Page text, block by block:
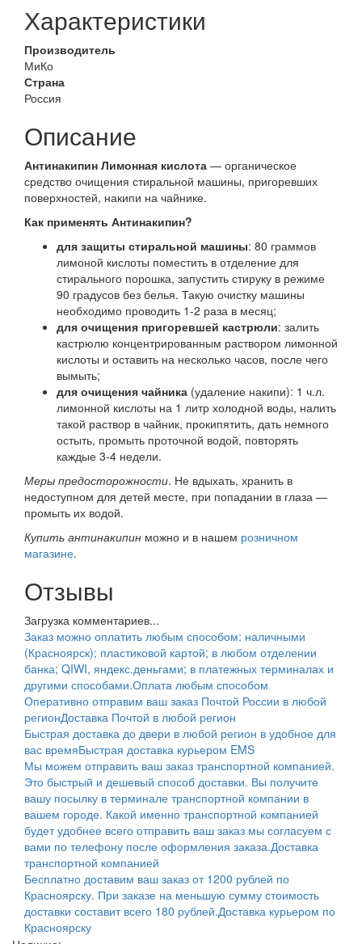
Характеристики
Производитель
МиКо
Страна
Россия
Описание
Антинакипин Лимонная кислота — органическое
средство очищения стиральной машины, пригоревших
поверхностей, накипи на чайнике.
Как применять Антинакипин?
для защиты стиральной машины: 80 граммов
лимоной кислоты поместить в отделение для
стирального порошка, запустить стируку в режиме
90 градусов без белья. Такую очистку машины
необходимо проводить 1-2 раза в месяц;
для очищения пригоревшей кастрюли: залить
кастрюлю концентрированным раствором лимонной
кислоты и оставить на несколько часов, после чего
вымыть;
для очищения чайника (удаление накипи): 1 ч.л.
лимонной кислоты на 1 литр холодной воды, налить
такой раствор в чайник, прокипятить, дать немного
остыть, промыть проточной водой, повторять
каждые 3-4 недели.
Меры предосторожности. Не вдыхать, хранить в
недоступном для детей месте, при попадании в глаза —
промыть их водой.
Купить антинакипин можно и в нашем розничном
магазине.
Отзывы
Загрузка комментариев...
Заказ можно оплатить любым способом: наличными
(Красноярск); пластиковой картой; в любом отделении
банка; QIWI, яндекс.деньгами; в платежных терминалах и
другими способами.Оплата любым способом
Оперативно отправим ваш заказ Почтой России в любой
регионДоставка Почтой в любой регион
Быстрая доставка до двери в любой регион в удобное для
вас времяБыстрая доставка курьером EMS
Мы можем отправить ваш заказ транспортной компанией.
Это быстрый и дешевый способ доставки. Вы получите
вашу посылку в терминале транспортной компании в
вашем городе. Какой именно транспортной компанией
будет удобнее всего отправить ваш заказ мы согласуем с
вами по телефону после оформления заказа.Доставка
транспортной компанией
Бесплатно доставим ваш заказ от 1200 рублей по
Красноярску. При заказе на меньшую сумму стоимость
доставки составит всего 180 рублей.Доставка курьером по
Красноярску